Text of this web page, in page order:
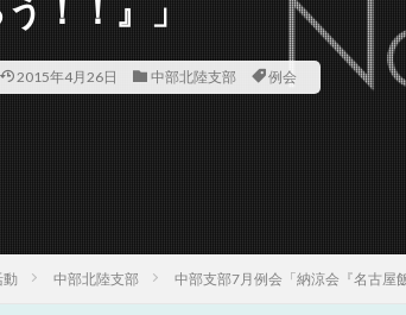
！！』」
2015年4月26日 中部北陸支部 例会
中部北陸支部 中部支部7月例会「納涼会『名古屋